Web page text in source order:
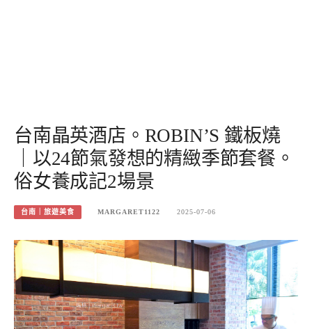
台南晶英酒店。ROBIN’S 鐵板燒
｜以24節氣發想的精緻季節套餐。
俗女養成記2場景
台南｜旅遊美食 MARGARET1122 2025-07-06